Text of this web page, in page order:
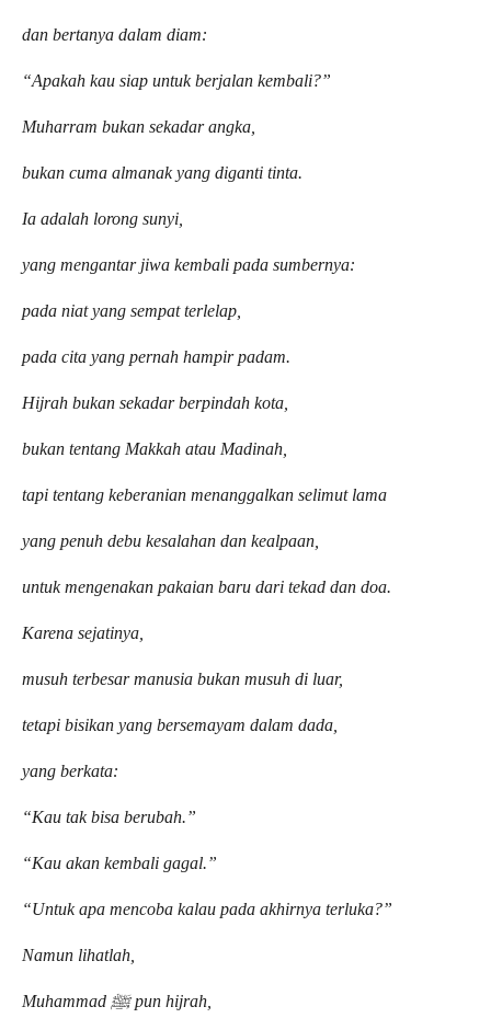
dan bertanya dalam diam:
“Apakah kau siap untuk berjalan kembali?”
Muharram bukan sekadar angka,
bukan cuma almanak yang diganti tinta.
Ia adalah lorong sunyi,
yang mengantar jiwa kembali pada sumbernya:
pada niat yang sempat terlelap,
pada cita yang pernah hampir padam.
Hijrah bukan sekadar berpindah kota,
bukan tentang Makkah atau Madinah,
tapi tentang keberanian menanggalkan selimut lama
yang penuh debu kesalahan dan kealpaan,
untuk mengenakan pakaian baru dari tekad dan doa.
Karena sejatinya,
musuh terbesar manusia bukan musuh di luar,
tetapi bisikan yang bersemayam dalam dada,
yang berkata:
“Kau tak bisa berubah.”
“Kau akan kembali gagal.”
“Untuk apa mencoba kalau pada akhirnya terluka?”
Namun lihatlah,
Muhammad ﷺ pun hijrah,